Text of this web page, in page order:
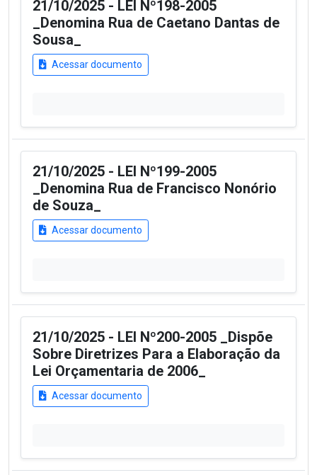
21/10/2025 - LEI Nº198-2005
_Denomina Rua de Caetano Dantas de
Sousa_
Acessar documento
21/10/2025 - LEI Nº199-2005
_Denomina Rua de Francisco Nonório
de Souza_
Acessar documento
21/10/2025 - LEI Nº200-2005 _Dispõe
Sobre Diretrizes Para a Elaboração da
Lei Orçamentaria de 2006_
Acessar documento